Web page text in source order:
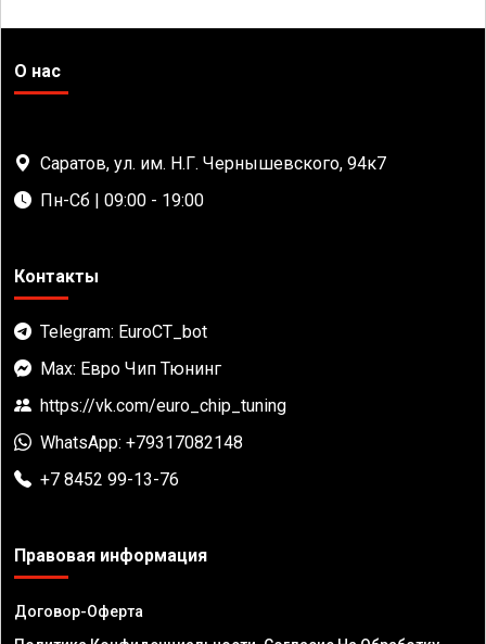
О нас
Саратов, ул. им. Н.Г. Чернышевского, 94к7
Пн-Сб | 09:00 - 19:00
Контакты
Telegram: EuroCT_bot
Max: Евро Чип Тюнинг
https://vk.com/euro_chip_tuning
WhatsApp: +79317082148
+7 8452 99-13-76
Правовая информация
Договор-Оферта